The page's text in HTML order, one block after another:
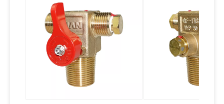
Matikan Katup CNG Silinder